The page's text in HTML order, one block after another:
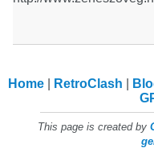
Home RetroClash
This page is created by